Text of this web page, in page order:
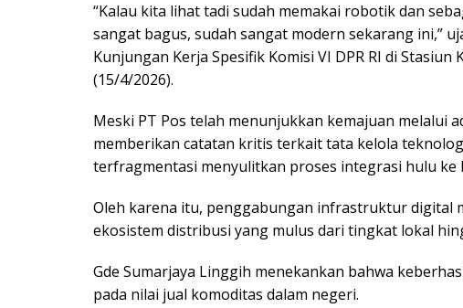
“Kalau kita lihat tadi sudah memakai robotik dan
sangat bagus, sudah sangat modern sekarang ini,”
Kunjungan Kerja Spesifik Komisi VI DPR RI di
(15/4/2026).
Meski PT Pos telah menunjukkan kemajuan melalui
memberikan catatan kritis terkait tata kelola
terfragmentasi menyulitkan proses integrasi hulu ke
Oleh karena itu, penggabungan infrastruktur digital
ekosistem distribusi yang mulus dari tingkat lokal
Gde Sumarjaya Linggih menekankan bahwa
pada nilai jual komoditas dalam negeri.